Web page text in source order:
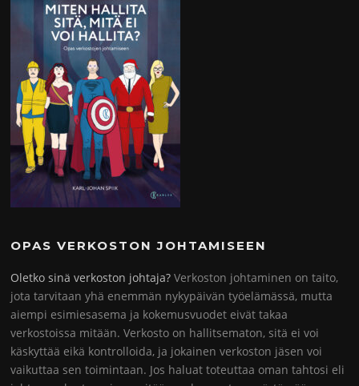
OPAS VERKOSTON JOHTAMISEEN
Oletko sinä verkoston johtaja? Verkoston johtaminen on taito,
jota tarvitaan yhä enemmän nykypäivän työelämässä, mutta
aiempi esimiesasema ja kokemusvuodet eivät takaa
verkostoissa mitään. Verkosto on hallitsematon, sitä ei voi
käskyttää eikä kontrolloida, ja jokainen verkoston jäsen voi
vaikuttaa sen toimintaan. Jos haluat toteuttaa oman tahtosi eli